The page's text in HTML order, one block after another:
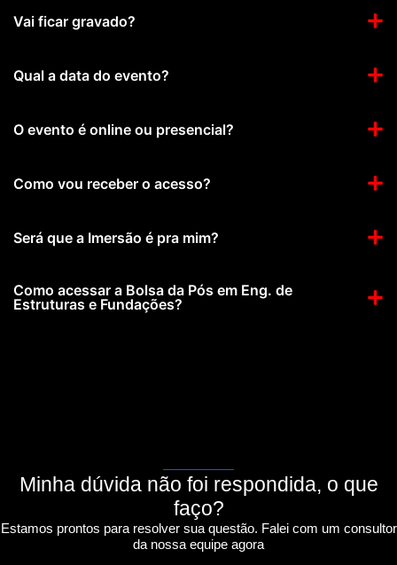
Vai ficar gravado?
Qual a data do evento?
O evento é online ou presencial?
Como vou receber o acesso?
Será que a Imersão é pra mim?
Como acessar a Bolsa da Pós em Eng. de
Estruturas e Fundações?
Minha dúvida não foi respondida, o que
faço?
Estamos prontos para resolver sua questão. Falei com um consultor
da nossa equipe agora